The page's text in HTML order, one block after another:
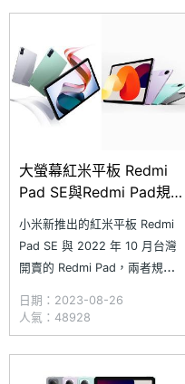
品發表會上，小米除了確認包括
Xiaomi Wa
大螢幕紅米平板 Redmi
Pad SE與Redmi Pad規
格比較整理
小米新推出的紅米平板 Redmi
Pad SE 與 2022 年 10 月台灣
開賣的 Redmi Pad，兩者規格
螢幕，並且支援 90Hz 更新
率，同屬建議售價不到萬元的平
板，而 Redmi Pad 價格在
Redmi Pad SE 不同版本之間，
日期：2023-08-26
人氣：48928